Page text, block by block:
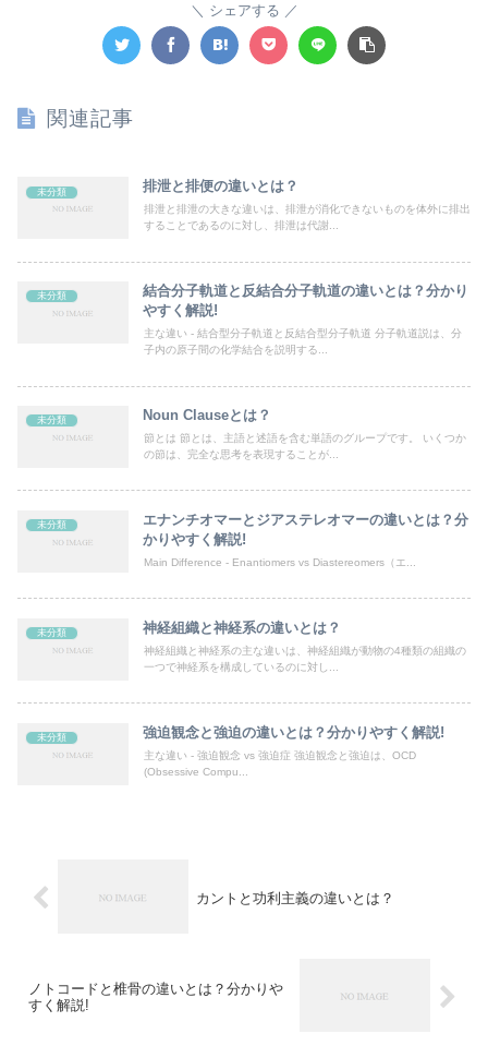
シェアする
関連記事
未分類 排泄と排便の違いとは？
排泄と排泄の大きな違いは、排泄が消化できないものを体外に排出
することであるのに対し、排泄は代謝...
未分類
結合分子軌道と反結合分子軌道の違いとは？分かり
やすく解説!
主な違い - 結合型分子軌道と反結合型分子軌道 分子軌道説は、分
子内の原子間の化学結合を説明する...
未分類 Noun Clauseとは？
節とは 節とは、主語と述語を含む単語のグループです。 いくつか
の節は、完全な思考を表現することが...
未分類
エナンチオマーとジアステレオマーの違いとは？分
かりやすく解説!
Main Difference - Enantiomers vs Diastereomers（エ...
未分類 神経組織と神経系の違いとは？
神経組織と神経系の主な違いは、神経組織が動物の4種類の組織の
一つで神経系を構成しているのに対し...
未分類 強迫観念と強迫の違いとは？分かりやすく解説!
主な違い - 強迫観念 vs 強迫症 強迫観念と強迫は、OCD
(Obsessive Compu...
カントと功利主義の違いとは？
ノトコードと椎骨の違いとは？分かりや
すく解説!